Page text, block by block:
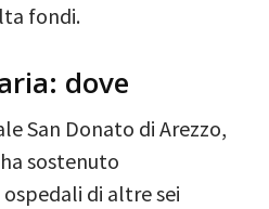
fondi.
dove
San Donato di Arezzo,
sostenuto
di altre sei